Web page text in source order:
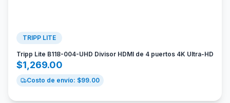
TRIPP LITE
Tripp Lite B118-004-UHD Divisor HDMI de 4 puertos 4K Ultra-HD
$1,269.00
Costo de envío: $99.00